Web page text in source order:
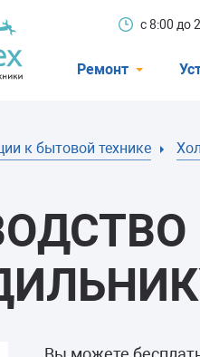
с 8:00 до
Ремонт
Стиральные
Телевизоры
Варочные
к бытовой технике